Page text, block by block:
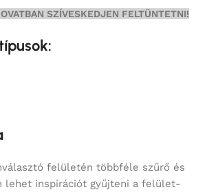
SZÍVESKEDJEN FELTÜNTETNI!
felületén többféle szűrő és
lehet inspirációt gyűjteni a felület-